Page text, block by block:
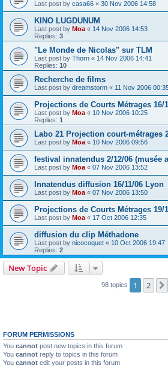
Last post by casa66 « 30 Nov 2006 14:58
KINO LUGDUNUM
Last post by Moa « 14 Nov 2006 14:53
Replies: 3
"Le Monde de Nicolas" sur TLM
Last post by Thorn « 14 Nov 2006 14:41
Replies: 10
Recherche de films
Last post by dreamstorm « 11 Nov 2006
Projections de Courts Métrages 16/
Last post by Moa « 10 Nov 2006 10:25
Replies: 1
Labo 21 Projection court-métrages
Last post by Moa « 10 Nov 2006 09:56
festival innatendus 2/12/06 (musée
Last post by Moa « 07 Nov 2006 13:52
Innatendus diffusion 16/11/06 Lyon
Last post by Moa « 07 Nov 2006 13:50
Projections de Courts Métrages 19/
Last post by Moa « 17 Oct 2006 12:35
diffusion du clip Méthadone
Last post by nicocoquet « 10 Oct 2006 19:47
Replies: 2
New Topic
98 topics 1 2
FORUM PERMISSIONS
You cannot post new topics in this forum
You cannot reply to topics in this forum
You cannot edit your posts in this forum